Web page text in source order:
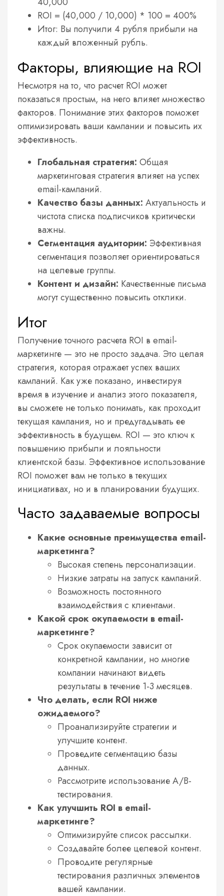
ROI = (40,000 / 10,000) * 100 = 400%
Итог: Вы получили 4 рубля прибыли на
каждый вложенный рубль.
Факторы, влияющие на ROI
Несмотря на то, что расчет ROI может
показаться простым, на него влияет множество
факторов. Понимание этих факторов поможет
оптимизировать ваши кампании и повысить их
эффективность.
Глобальная стратегия: Общая
маркетинговая стратегия влияет на успех
email-кампаний.
Качество базы данных: Актуальность и
чистота списка подписчиков критически
важны.
Сегментация аудитории: Эффективная
сегментация позволяет ориентироваться
на целевые группы.
Контент и дизайн: Качественные письма
могут существенно повысить отклики.
Итог
Получение точного расчета ROI в email-
маркетинге — это не просто задача. Это целая
стратегия, которая отражает успех ваших
кампаний. Как уже показано, инвестируя
время в изучение и анализ этого показателя,
вы сможете не только понимать, как проходит
текущая кампания, но и предугадывать ее
эффективность в будущем. ROI — это ключ к
повышению прибыли и лояльности
клиентской базы. Эффективное использование
ROI поможет вам не только в текущих
инициативах, но и в планировании будущих.
Часто задаваемые вопросы
Какие основные преимущества email-
маркетинга?
Высокая степень персонализации.
Низкие затраты на запуск кампаний.
Возможность постоянного
взаимодействия с клиентами.
Какой срок окупаемости в email-
маркетинге?
Срок окупаемости зависит от
конкретной кампании, но многие
компании начинают видеть
результаты в течение 1-3 месяцев.
Что делать, если ROI ниже
ожидаемого?
Проанализируйте стратегии и
улучшите контент.
Проведите сегментацию базы
данных.
Рассмотрите использование A/B-
тестирования.
Как улучшить ROI в email-
маркетинге?
Оптимизируйте список рассылки.
Создавайте более целевой контент.
Проводите регулярные
тестирования различных элементов
вашей кампании.